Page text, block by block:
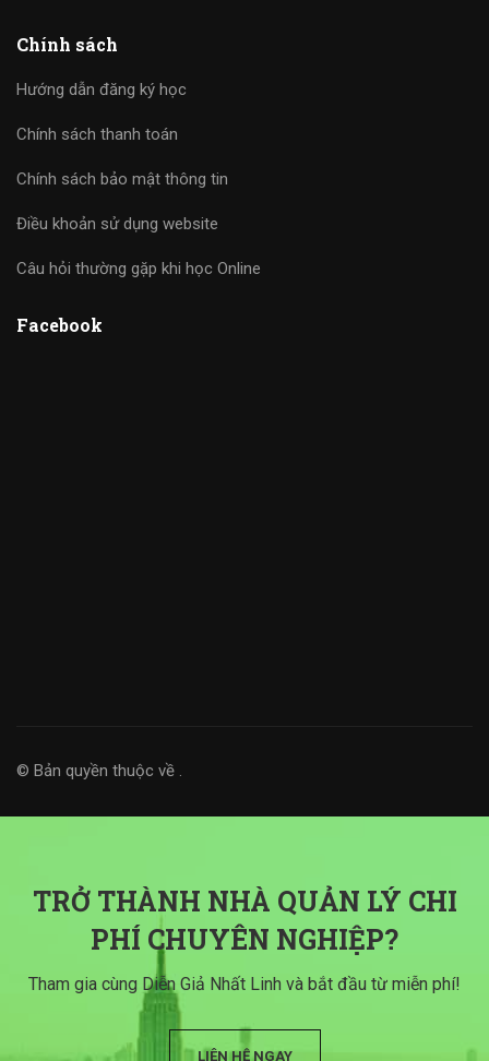
Chính sách
Hướng dẫn đăng ký học
Chính sách thanh toán
Chính sách bảo mật thông tin
Điều khoản sử dụng website
Câu hỏi thường gặp khi học Online
Facebook
© Bản quyền thuộc về .
TRỞ THÀNH NHÀ QUẢN LÝ CHI
PHÍ CHUYÊN NGHIỆP?
Tham gia cùng Diễn Giả Nhất Linh và bắt đầu từ miễn phí!
LIÊN HỆ NGAY